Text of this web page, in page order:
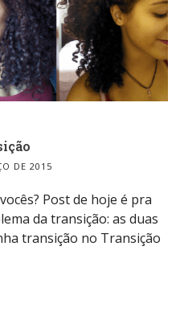
DE 2015
Post de hoje é pra
da transição: as duas
transição no Transição